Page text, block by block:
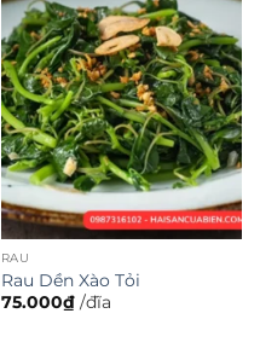
RAU
Rau Dền Xào Tỏi
75.000₫ /đĩa